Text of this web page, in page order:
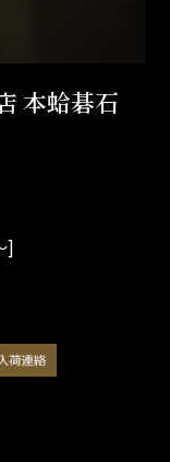
本蛤碁石
]